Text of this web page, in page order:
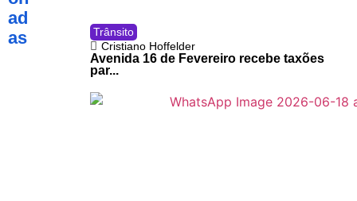
ad
as
Trânsito
Cristiano Hoffelder
Avenida 16 de Fevereiro recebe taxões
par...